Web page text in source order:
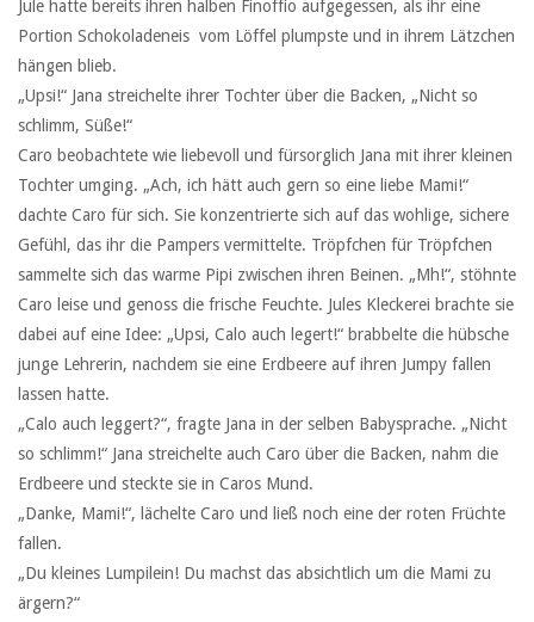
Jule hatte bereits ihren halben Finoffio aufgegessen, als ihr eine
Portion Schokoladeneis vom Löffel plumpste und in ihrem Lätzchen
hängen blieb.
„Upsi!“ Jana streichelte ihrer Tochter über die Backen, „Nicht so
schlimm, Süße!“
Caro beobachtete wie liebevoll und fürsorglich Jana mit ihrer kleinen
Tochter umging. „Ach, ich hätt auch gern so eine liebe Mami!“
dachte Caro für sich. Sie konzentrierte sich auf das wohlige, sichere
Gefühl, das ihr die Pampers vermittelte. Tröpfchen für Tröpfchen
sammelte sich das warme Pipi zwischen ihren Beinen. „Mh!“, stöhnte
Caro leise und genoss die frische Feuchte. Jules Kleckerei brachte sie
dabei auf eine Idee: „Upsi, Calo auch legert!“ brabbelte die hübsche
junge Lehrerin, nachdem sie eine Erdbeere auf ihren Jumpy fallen
lassen hatte.
„Calo auch leggert?“, fragte Jana in der selben Babysprache. „Nicht
so schlimm!“ Jana streichelte auch Caro über die Backen, nahm die
Erdbeere und steckte sie in Caros Mund.
„Danke, Mami!“, lächelte Caro und ließ noch eine der roten Früchte
fallen.
„Du kleines Lumpilein! Du machst das absichtlich um die Mami zu
ärgern?“